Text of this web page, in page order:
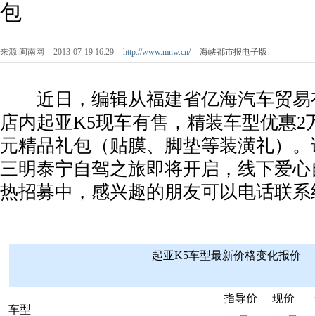
包
来源:闽南网 2013-07-19 16:29 http://www.mnw.cn/ 海峡都市报电子版
近日，编辑从福建省亿海汽车贸易
店内起亚K5现车有售，精装车型优惠2
元精品礼包（贴膜、脚垫等装潢礼）。
三明泰宁自驾之旅即将开启，线下爱
热招募中，感兴趣的朋友可以电话联
起亚K5车型最新价格变化报价
车型
指导价
现价